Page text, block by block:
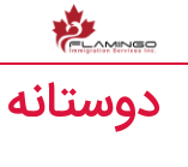
دوستانه